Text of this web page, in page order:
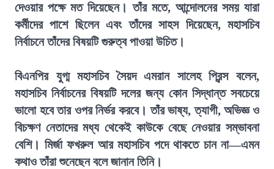
দেওয়ার পক্ষে মত দিয়েছেন। তাঁর মতে, আন্দোলনের সময় যারা
কর্মীদের পাশে ছিলেন এবং তাঁদের সাহস দিয়েছেন, মহাসচিব
নির্বাচনে তাঁদের বিষয়টি গুরুত্ব পাওয়া উচিত।
বিএনপির যুগ্ম মহাসচিব সৈয়দ এমরান সালেহ প্রিন্স বলেন,
মহাসচিব নির্বাচনের বিষয়টি দলের জন্য কোন সিদ্ধান্ত সবচেয়ে
ভালো হবে তার ওপর নির্ভর করবে। তাঁর ভাষ্য, ত্যাগী, অভিজ্ঞ ও
বিচক্ষণ নেতাদের মধ্য থেকেই কাউকে বেছে নেওয়ার সম্ভাবনা
বেশি। মির্জা ফখরুল আর মহাসচিব পদে থাকতে চান না—এমন
কথাও তাঁরা শুনেছেন বলে জানান তিনি।